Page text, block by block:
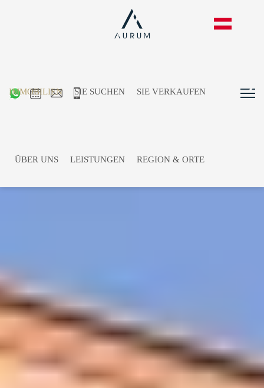
IMMOBILIEN SIE SUCHEN SIE VERKAUFEN
ÜBER UNS LEISTUNGEN REGION & ORTE